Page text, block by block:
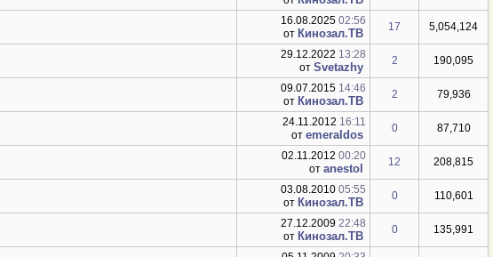
29.08.200917:03
отКинозал.ТВ 0 275,821
16.08.202502:56
отКинозал.ТВ 17 5,054,124
29.12.202213:28
отSvetazhy 2 190,095
09.07.201514:46
отКинозал.ТВ 2 79,936
24.11.201216:11
отemeraldos 0 87,710
02.11.201200:20
отanestol 12 208,815
03.08.201005:55
отКинозал.ТВ 0 110,601
27.12.200922:48
0 135,991